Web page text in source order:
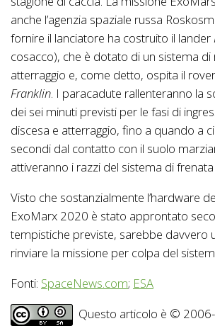
anche l’agenzia spaziale russa
fornire il lanciatore ha costruito il lander
cosacco), che è dotato di un sistema di
atterraggio e, come detto, ospita il rover
Franklin. I paracadute rallenteranno la
dei sei minuti previsti per le fasi di
discesa e atterraggio, fino a quando a
secondi dal contatto con il suolo
attiveranno i razzi del sistema di
Visto che sostanzialmente l’hardware
ExoMarx 2020 è stato approntato
tempistiche previste, sarebbe davvero
rinviare la missione per colpa del
Fonti: SpaceNews.com; ESA
Questo articolo è ©